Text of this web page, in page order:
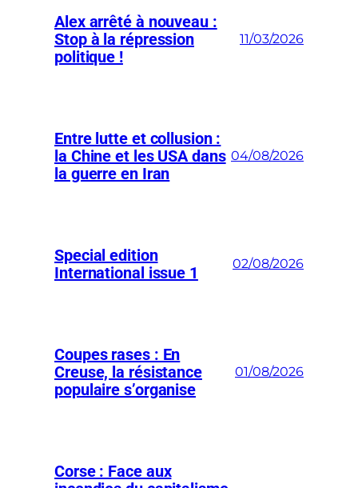
Alex arrêté à nouveau :
Stop à la répression
politique !
11/03/2026
Entre lutte et collusion :
la Chine et les USA dans
la guerre en Iran
04/08/2026
Special edition
International issue 1
02/08/2026
Coupes rases : En
Creuse, la résistance
populaire s’organise
01/08/2026
Corse : Face aux